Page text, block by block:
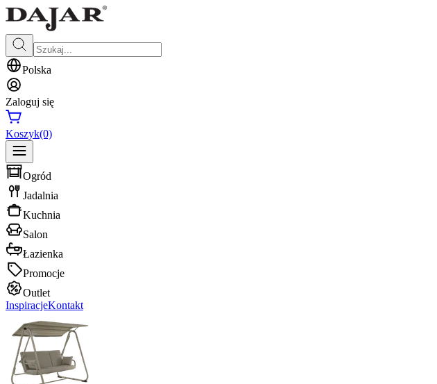
Polska
Zaloguj się
Koszyk(0)
Ogród
Jadalnia
Kuchnia
Salon
Łazienka
Promocje
Outlet
InspiracjeKontakt